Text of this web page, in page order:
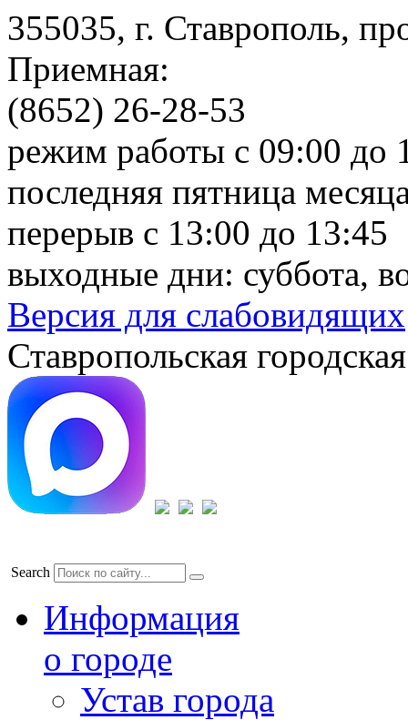
355035, г. Ставрополь,
Приемная:
(8652) 26-28-53
режим работы с 09:00 до
последняя пятница
перерыв с 13:00 до 13:45
выходные дни: суббота,
Версия для слабовидящих
Ставропольская
Search
Информация
о городе
Устав города